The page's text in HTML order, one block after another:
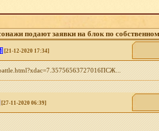
подают заявки на блок по
[21-12-2020 17:34]
[27-11-2020 06:39]